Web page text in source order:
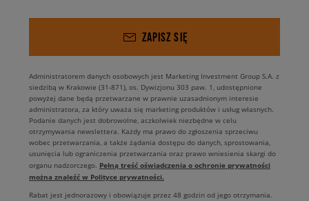
ZAPISZ SIĘ
Administratorem danych osobowych jest Marketing Investment Group S.A. z
siedzibą w Krakowie (31-871), os. Dywizjonu 303 paw. 1, udostępnione
powyżej dane będą przetwarzane w prawnie uzasadnionym interesie
administratora, za który uważa się marketing produktów i usług własnych.
Podanie danych jest dobrowolne, aczkolwiek niezbędne w celu
otrzymywania newslettera. Każdy ma prawo do zgłoszenia sprzeciwu
wobec przetwarzania, a także żądania dostępu do danych, sprostowania,
usunięcia lub ograniczenia przetwarzania oraz prawo wniesienia skargi do
organu nadzorczego. Pełną treść oświadczenia o ochronie prywatności
można znaleźć w Polityce prywatności.
Rabat jest jednorazowy i obowiązuje przez 48 godzin od jego otrzymania.